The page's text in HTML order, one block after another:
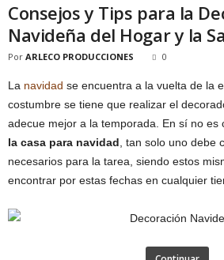
Consejos y Tips para la
Navideña del Hogar y la
Por ARLECO PRODUCCIONES 0
La navidad se encuentra a la vuelta de la
costumbre se tiene que realizar el
adecue mejor a la temporada. En sí no es
la casa para navidad , tan solo uno debe
necesarios para la tarea, siendo estos
encontrar por estas fechas en cualquier